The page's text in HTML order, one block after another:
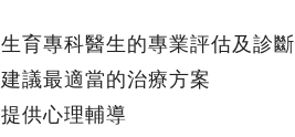
生育專科醫生的專業評估及診斷
建議最適當的治療方案
提供心理輔導